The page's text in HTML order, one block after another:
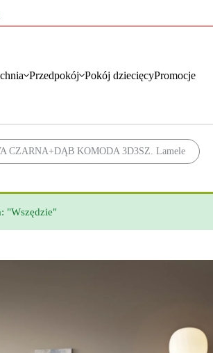
Przedpokój Pokój dziecięcyPromocje
CZARNA+DĄB KOMODA 3D3SZ. Lamele
"Wszędzie"